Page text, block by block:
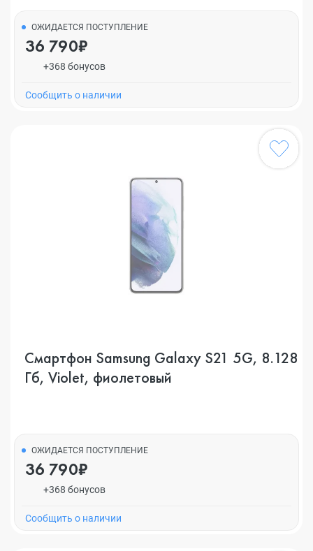
ОЖИДАЕТСЯ ПОСТУПЛЕНИЕ
36 790₽
+368 бонусов
Cообщить о наличии
Смартфон Samsung Galaxy S21 5G, 8.128
Гб, Violet, фиолетовый
ОЖИДАЕТСЯ ПОСТУПЛЕНИЕ
36 790₽
+368 бонусов
Cообщить о наличии